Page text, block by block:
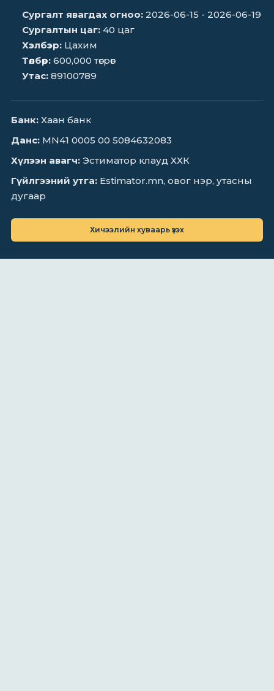
Сургалт явагдах огноо: 2026-06-15 - 2026-06-19
Сургалтын цаг: 40 цаг
Хэлбэр: Цахим
Төлбөр: 600,000 төгрөг
Утас: 89100789
Банк: Хаан банк
Данс: MN41 0005 00 5084632083
Хүлээн авагч: Эстиматор клауд ХХК
Гүйлгээний утга: Estimator.mn, овог нэр, утасны
дугаар
Хичээлийн хуваарь үзэх